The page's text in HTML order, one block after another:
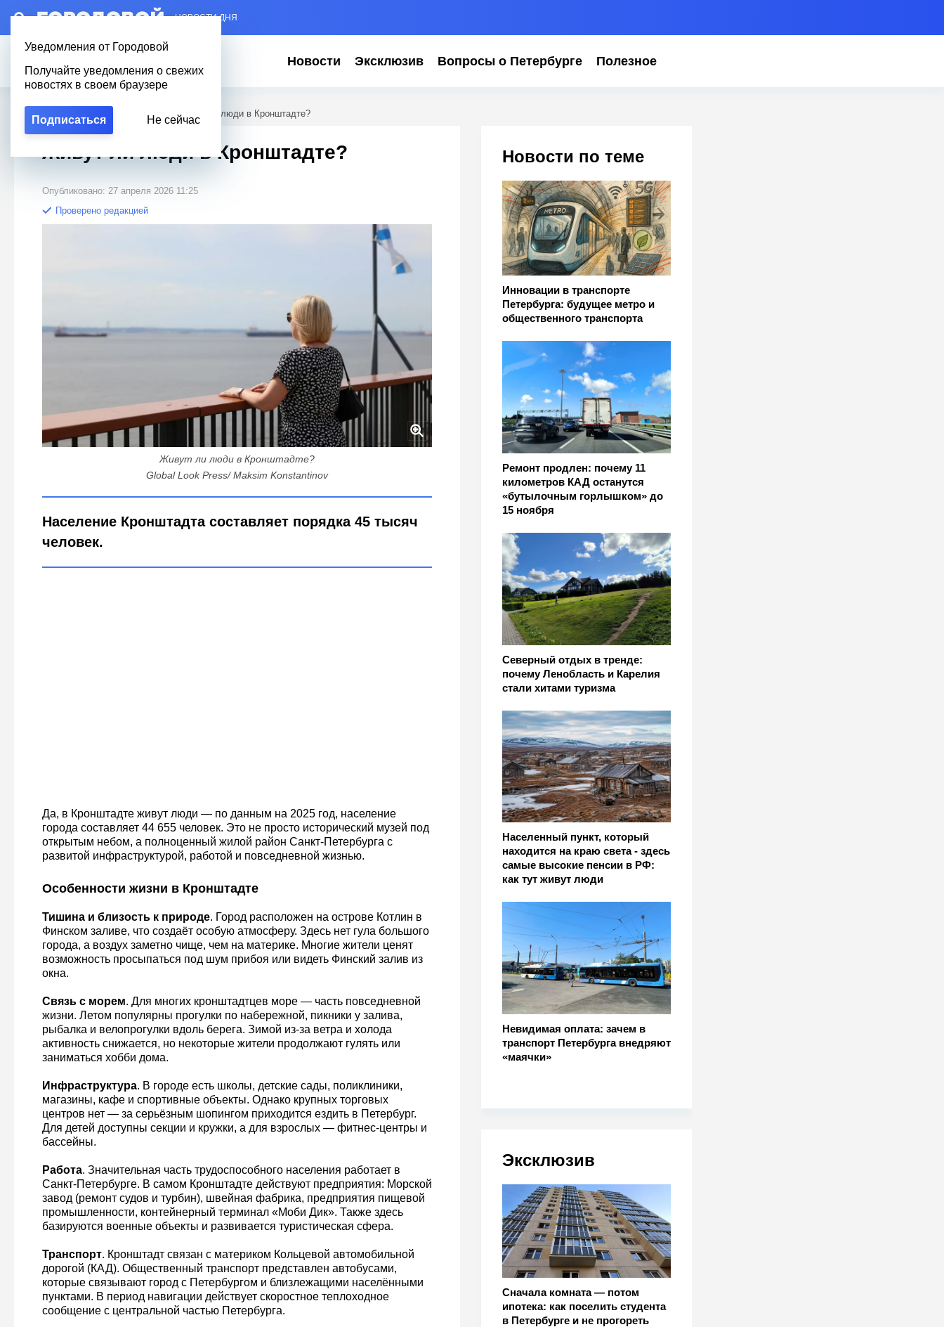
– НОВОСТИ ДНЯ
Уведомления от Городовой
Получайте уведомления о свежих
новостях в своем браузере
Подписаться Не сейчас
Новости Эксклюзив Вопросы о Петербурге Полезное
Городовой Вопросы о Петербурге Живут ли люди в Кронштадте?
Новости по теме
Инновации в транспорте
Петербурга: будущее метро и
общественного транспорта
Ремонт продлен: почему 11
километров КАД останутся
«бутылочным горлышком» до
15 ноября
Северный отдых в тренде:
почему Ленобласть и Карелия
стали хитами туризма
Населенный пункт, который
находится на краю света - здесь
самые высокие пенсии в РФ:
как тут живут люди
Невидимая оплата: зачем в
транспорт Петербурга внедряют
«маячки»
Эксклюзив
Сначала комната — потом
ипотека: как поселить студента
в Петербурге и не прогореть
Живут ли люди в Кронштадте?
Опубликовано: 27 апреля 2026 11:25
Проверено редакцией
Живут ли люди в Кронштадте?
Global Look Press/ Maksim Konstantinov
Население Кронштадта составляет порядка 45 тысяч
человек.
Да, в Кронштадте живут люди — по данным на 2025 год, население
города составляет 44 655 человек. Это не просто исторический музей под
открытым небом, а полноценный жилой район Санкт-Петербурга с
развитой инфраструктурой, работой и повседневной жизнью.
Особенности жизни в Кронштадте
Тишина и близость к природе. Город расположен на острове Котлин в
Финском заливе, что создаёт особую атмосферу. Здесь нет гула большого
города, а воздух заметно чище, чем на материке. Многие жители ценят
возможность просыпаться под шум прибоя или видеть Финский залив из
окна.
Связь с морем. Для многих кронштадтцев море — часть повседневной
жизни. Летом популярны прогулки по набережной, пикники у залива,
рыбалка и велопрогулки вдоль берега. Зимой из-за ветра и холода
активность снижается, но некоторые жители продолжают гулять или
заниматься хобби дома.
Инфраструктура. В городе есть школы, детские сады, поликлиники,
магазины, кафе и спортивные объекты. Однако крупных торговых
центров нет — за серьёзным шопингом приходится ездить в Петербург.
Для детей доступны секции и кружки, а для взрослых — фитнес-центры и
бассейны.
Работа. Значительная часть трудоспособного населения работает в
Санкт-Петербурге. В самом Кронштадте действуют предприятия: Морской
завод (ремонт судов и турбин), швейная фабрика, предприятия пищевой
промышленности, контейнерный терминал «Моби Дик». Также здесь
базируются военные объекты и развивается туристическая сфера.
Транспорт. Кронштадт связан с материком Кольцевой автомобильной
дорогой (КАД). Общественный транспорт представлен автобусами,
которые связывают город с Петербургом и близлежащими населёнными
пунктами. В период навигации действует скоростное теплоходное
сообщение с центральной частью Петербурга.